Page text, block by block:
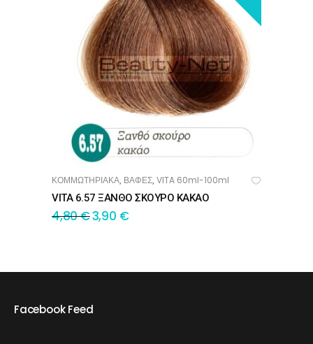
ΠΡΟΣΘΉΚΗ ΣΤΟ ΚΑΛΆΘΙ
ΚΟΜΜΩΤΗΡΙΑΚΑ, ΒΑΦΕΣ, VITA 60ml-100ml
VITA 6.57 ΞΑΝΘΟ ΣΚΟΥΡΟ ΚΑΚΑΟ
4,80€3,90 €
Facebook Feed